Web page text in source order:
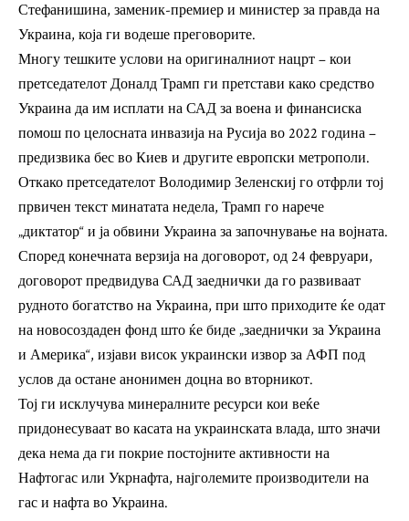
Стефанишина, заменик-премиер и министер за правда на
Украина, која ги водеше преговорите.
Многу тешките услови на оригиналниот нацрт – кои
претседателот Доналд Трамп ги претстави како средство
Украина да им исплати на САД за воена и финансиска
помош по целосната инвазија на Русија во 2022 година –
предизвика бес во Киев и другите европски метрополи.
Откако претседателот Володимир Зеленскиј го отфрли тој
првичен текст минатата недела, Трамп го нарече
„диктатор“ и ја обвини Украина за започнување на војната.
Според конечната верзија на договорот, од 24 февруари,
договорот предвидува САД заеднички да го развиваат
рудното богатство на Украина, при што приходите ќе одат
на новосоздаден фонд што ќе биде „заеднички за Украина
и Америка“, изјави висок украински извор за АФП под
услов да остане анонимен доцна во вторникот.
Тој ги исклучува минералните ресурси кои веќе
придонесуваат во касата на украинската влада, што значи
дека нема да ги покрие постојните активности на
Нафтогас или Укрнафта, најголемите производители на
гас и нафта во Украина.